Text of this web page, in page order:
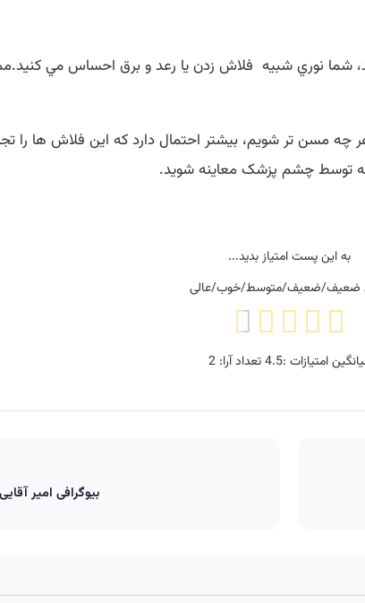
شما نوري شبيه فلاش زدن يا رعد و برق احساس مي
مسن تر شويم، بيشتر احتمال دارد که اين فلاش ها را
توسط چشم پزشک معاينه شويد.
به این پست امتیاز بدید...
ضعیف/ضعیف/متوسط/خوب/عالی
امتیازات :4.5تعداد آرا:2
بیوگرافی امیر